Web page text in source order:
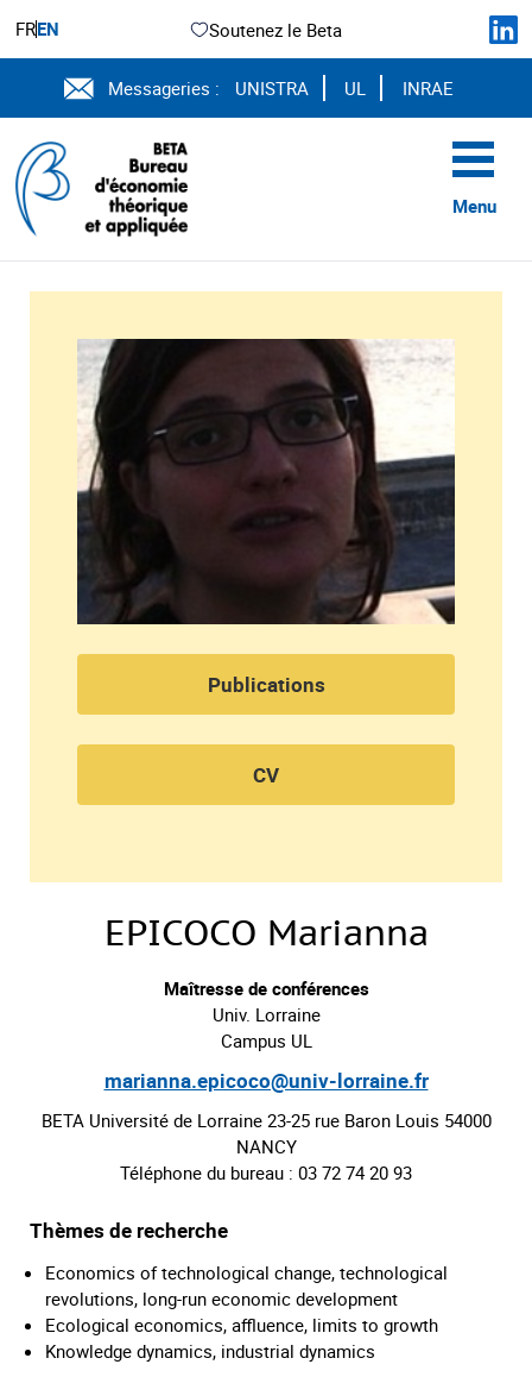
FREN Soutenez le Beta
Messageries : UNISTRA UL INRAE
Menu
Publications
CV
EPICOCO Marianna
Maîtresse de conférences
Univ. Lorraine
Campus UL
marianna.epicoco@univ-lorraine.fr
BETA Université de Lorraine 23-25 rue Baron Louis 54000
NANCY
Téléphone du bureau : 03 72 74 20 93
Thèmes de recherche
Economics of technological change, technological
revolutions, long-run economic development
Ecological economics, affluence, limits to growth
Knowledge dynamics, industrial dynamics